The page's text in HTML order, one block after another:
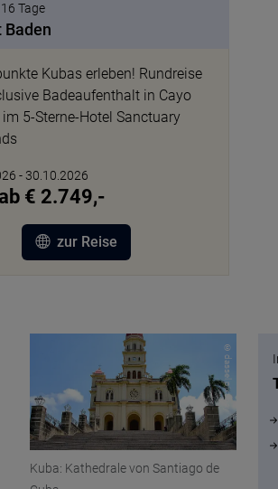
Tage
Baden
Kubas erleben! Rundreise
Badeaufenthalt in Cayo
5-Sterne-Hotel Sanctuary
- 30.10.2026
€ 2.749,-
zur Reise
Kuba: Kathedrale von Santiago de
© dassel pixabay